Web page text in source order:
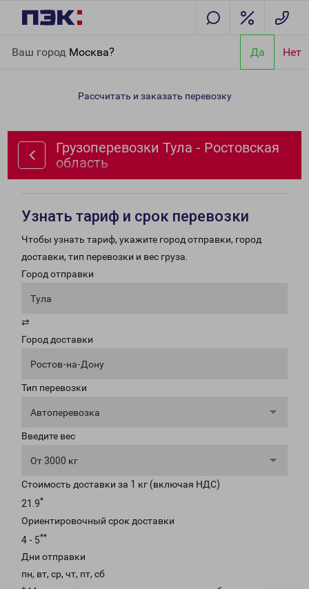
Ваш город Москва? Да Нет
область
Рассчитать и заказать перевозку
Грузоперевозки Тула - Ростовская
область
Узнать тариф и срок перевозки
Чтобы узнать тариф, укажите город отправки, город
доставки, тип перевозки и вес груза.
Город отправки
Тула
⇄
Город доставки
Ростов-на-Дону
Тип перевозки
Автоперевозка
Введите вес
От 3000 кг
Стоимость доставки за 1 кг (включая НДС)
21.9*
Ориентировочный срок доставки
4 - 5**
Дни отправки
пн, вт, ср, чт, пт, сб